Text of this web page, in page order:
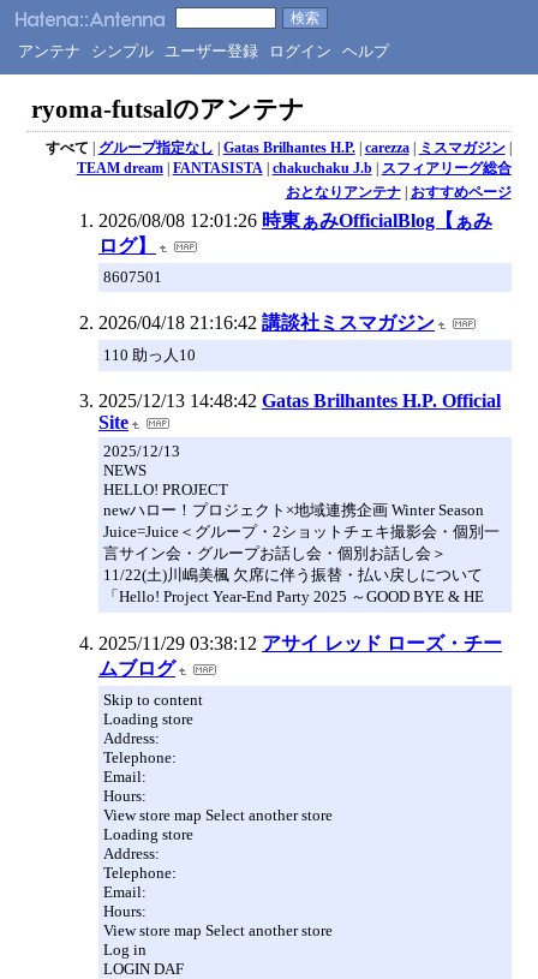
アンテナ シンプル ユーザー登録 ログイン ヘルプ
ryoma-futsalのアンテナ
すべて | グループ指定なし | Gatas Brilhantes H.P.| carezza| ミスマガジン|
TEAM dream| FANTASISTA| chakuchaku J.b| スフィアリーグ総合
おとなりアンテナ| おすすめページ
2026/08/08 12:01:26 時東ぁみOfficialBlog【ぁみ
ログ】
8607501
2026/04/18 21:16:42 講談社ミスマガジン
110 助っ人10
2025/12/13 14:48:42 Gatas Brilhantes H.P. Official
Site
2025/12/13
NEWS
HELLO! PROJECT
newハロー！プロジェクト×地域連携企画 Winter Season
Juice=Juice＜グループ・2ショットチェキ撮影会・個別一
言サイン会・グループお話し会・個別お話し会＞
11/22(土)川嶋美楓 欠席に伴う振替・払い戻しについて
「Hello! Project Year-End Party 2025 ～GOOD BYE & HE
2025/11/29 03:38:12 アサイ レッド ローズ・チー
ムブログ
Skip to content
Loading store
Address:
Telephone:
Email:
Hours:
View store map Select another store
Loading store
Address:
Telephone:
Email:
Hours:
View store map Select another store
Log in
LOGIN DAF